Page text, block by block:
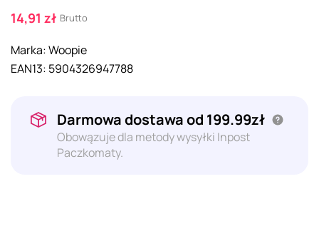
14,91 zł Brutto
Marka:Woopie
EAN13: 5904326947788
Darmowa dostawa od 199.99zł
Obowązuje dla metody wysyłki Inpost
Paczkomaty.